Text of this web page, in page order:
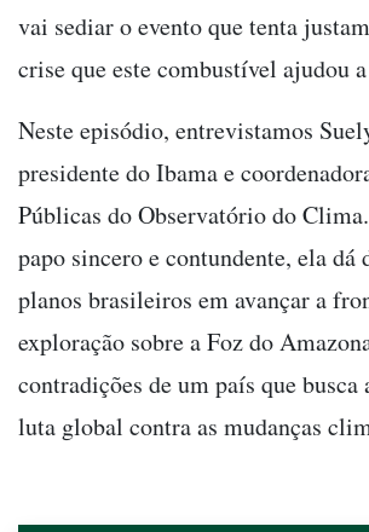
vai sediar o evento que tenta
crise que este combustível ajudou
Neste episódio, entrevistamos
presidente do Ibama e
Públicas do Observatório do
papo sincero e contundente, ela dá
planos brasileiros em avançar a
exploração sobre a Foz do
contradições de um país que busca
luta global contra as mudanças